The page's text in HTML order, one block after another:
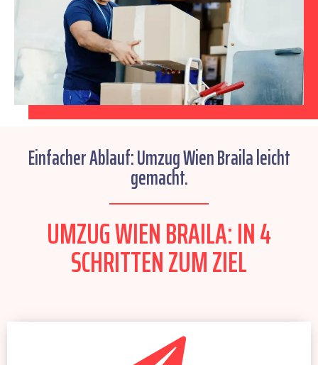
Einfacher Ablauf: Umzug Wien Braila leicht
gemacht.
UMZUG WIEN BRAILA: IN 4
SCHRITTEN ZUM ZIEL